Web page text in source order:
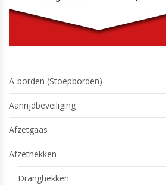
A-borden (Stoepborden)
Aanrijdbeveiliging
Afzetgaas
Afzethekken
Dranghekken